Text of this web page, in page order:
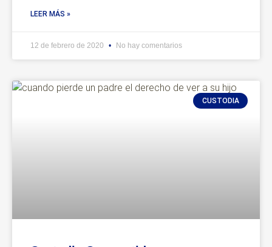
LEER MÁS »
12 de febrero de 2020 No hay comentarios
CUSTODIA